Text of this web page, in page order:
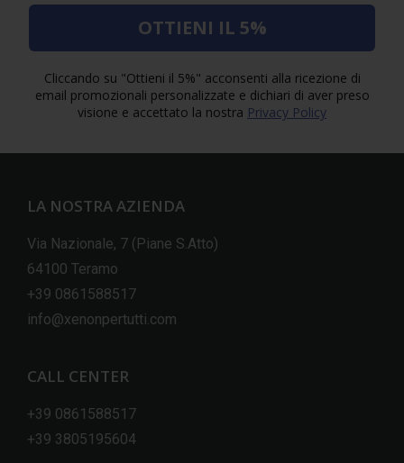
OTTIENI IL 5%
Cliccando su "Ottieni il 5%" acconsenti alla ricezione di
email promozionali personalizzate e dichiari di aver preso
visione e accettato la nostra Privacy Policy
LA NOSTRA AZIENDA
Via Nazionale, 7 (Piane S.Atto)
64100 Teramo
+39 0861588517
info@xenonpertutti.com
CALL CENTER
+39 0861588517
+39 3805195604